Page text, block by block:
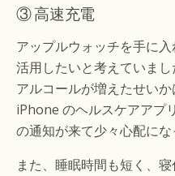
③ 高速充電
アップルウォッチを手に
活用したいと考えていま
アルコールが増えたせい
iPhone のヘルスケアアプ
の通知が来て少々心配にな
また、睡眠時間も短く、